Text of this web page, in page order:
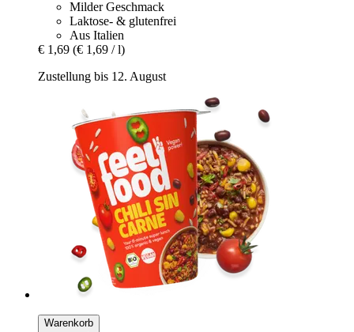
Milder Geschmack
Laktose- & glutenfrei
Aus Italien
€ 1,69 (€ 1,69 / l)
Zustellung bis 12. August
Warenkorb